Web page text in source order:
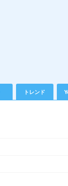
トレンド